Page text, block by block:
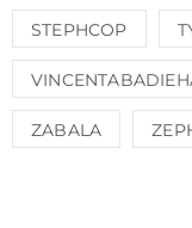
STEPHCOP
ZABALA